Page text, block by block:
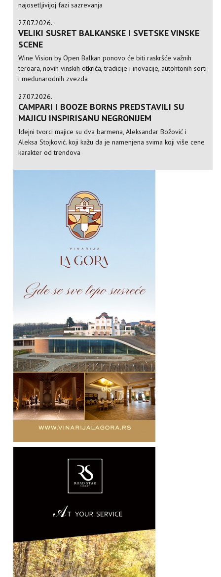
najosetljivijoj fazi sazrevanja
27.07.2026.
VELIKI SUSRET BALKANSKE I SVETSKE VINSKE
SCENE
Wine Vision by Open Balkan ponovo će biti raskršće važnih
teroara, novih vinskih otkrića, tradicije i inovacije, autohtonih sorti
i međunarodnih zvezda
27.07.2026.
CAMPARI I BOOZE BORNS PREDSTAVILI SU
MAJICU INSPIRISANU NEGRONIJEM
Idejni tvorci majice su dva barmena, Aleksandar Božović i
Aleksa Stojković. koji kažu da je namenjena svima koji više cene
karakter od trendova